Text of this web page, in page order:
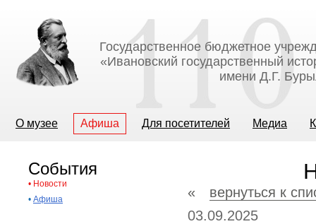
Государственное бюджетное
«Ивановский государственный
имени Д.Г.
О музее Афиша Для посетителей Медиа
События
• Новости
• Афиша « вернуться к
03.09.2025